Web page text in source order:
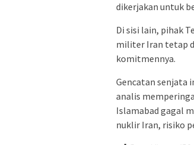
dikerjakan untuk
​Di sisi lain, pihak
militer Iran tetap
komitmennya.
Gencatan senjata
analis
Islamabad gagal
nuklir Iran, risiko